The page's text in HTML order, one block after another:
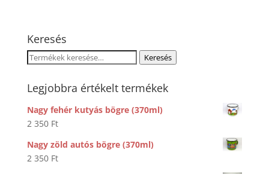
Keresés
Keresés
következőre:
Keresés
Legjobbra értékelt termékek
Nagy fehér kutyás bögre (370ml)
2 350 Ft
Nagy zöld autós bögre (370ml)
2 350 Ft